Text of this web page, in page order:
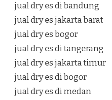
jual dry es di bandung
jual dry es jakarta barat
jual dry es bogor
jual dry es di tangerang
jual dry es jakarta timur
jual dry es di bogor
jual dry es di medan